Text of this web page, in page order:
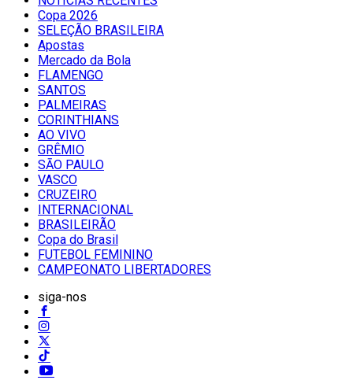
Copa 2026
SELEÇÃO BRASILEIRA
Apostas
Mercado da Bola
FLAMENGO
SANTOS
PALMEIRAS
CORINTHIANS
AO VIVO
GRÊMIO
SĀO PAULO
VASCO
CRUZEIRO
INTERNACIONAL
BRASILEIRÃO
Copa do Brasil
FUTEBOL FEMININO
CAMPEONATO LIBERTADORES
siga-nos